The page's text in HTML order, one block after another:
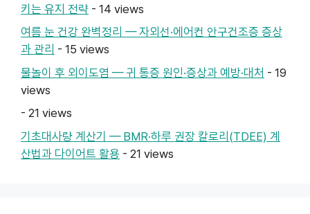
키는 유지 전략 - 14 views
여름 눈 건강 완벽정리 — 자외선·에어컨 안구건조증 증상
과 관리 - 15 views
물놀이 후 외이도염 — 귀 통증 원인·증상과 예방·대처 - 19
views
- 21 views
기초대사량 계산기 — BMR·하루 권장 칼로리(TDEE) 계
산법과 다이어트 활용 - 21 views